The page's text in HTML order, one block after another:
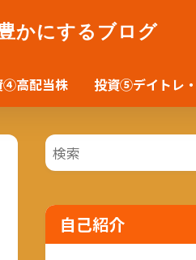
かにするブログ
④高配当株 投資⑤デイトレ
自己紹介